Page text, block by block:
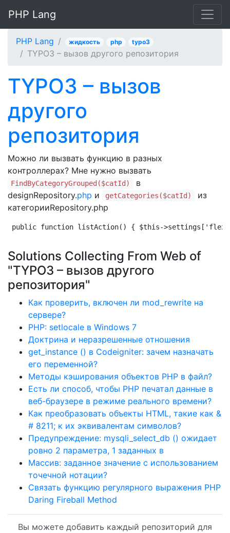
PHP Lang
PHP Lang жидкость php typo3
TYPO3 – вызов другого репозитория
TYPO3 – вызов
другого
репозитория
Можно ли вызвать функцию в разных
контроллерах? Мне нужно вызвать
FindByCategoryGrouped($catId)
в
designRepository.php и getCategories($catId)
из
категорииRepository.php
public function listAction() { $this-
Solutions Collecting From Web of
"TYPO3 – вызов другого
репозитория"
Как проверить, включен ли mod_rewrite на
сервере?
PHP: setlocale в Windows 7
Доктрина и неразрешенные отношения
get_instance () в Codeigniter: зачем назначать
его переменной?
Методы кэширования объектов PHP в файл?
Есть ли способ, чтобы PHP печатал данные в
веб-браузере в режиме реального времени?
Как преобразовать объекты HTML, такие как &
# 8211; к их эквивалентам символов?
Предупреждение: mysqli_select_db () ожидает
ровно 2 параметра, 1 заданных в
Массив: заданное значение с использованием
точечной нотации?
Связать функцию регулярного выражения PHP
Daring Fireball Method
Вы можете добавить каждый репозиторий для